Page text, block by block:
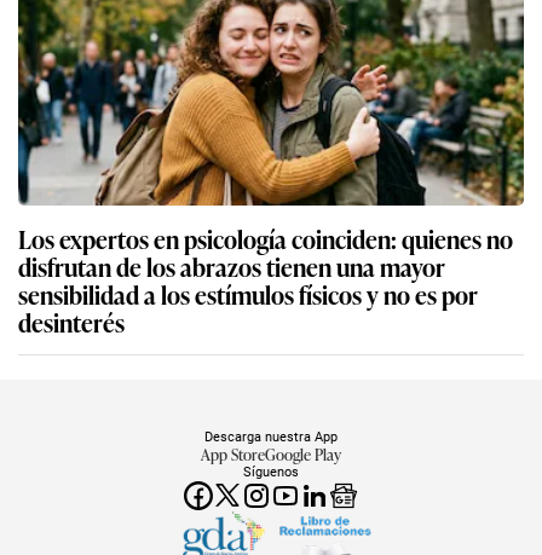
Los expertos en psicología coinciden: quienes no
disfrutan de los abrazos tienen una mayor
sensibilidad a los estímulos físicos y no es por
desinterés
Síguenos
Descarga nuestra App
App StoreGoogle Play